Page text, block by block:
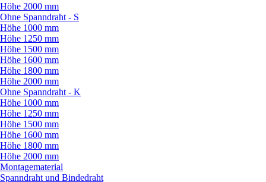
Höhe 2000 mm
Ohne Spanndraht - S
Höhe 1000 mm
Höhe 1250 mm
Höhe 1500 mm
Höhe 1600 mm
Höhe 1800 mm
Höhe 2000 mm
Ohne Spanndraht - K
Höhe 1000 mm
Höhe 1250 mm
Höhe 1500 mm
Höhe 1600 mm
Höhe 1800 mm
Höhe 2000 mm
Montagematerial
Spanndraht und Bindedraht